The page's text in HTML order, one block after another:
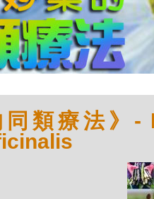
同類療法》-